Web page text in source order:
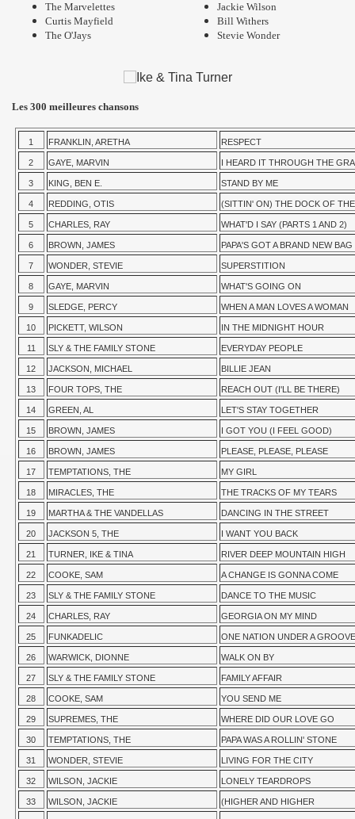
The Marvelettes
Curtis Mayfield
The O'Jays
Jackie Wilson
Bill Withers
Stevie Wonder
Les 300 meilleures chansons
1 FRANKLIN, ARETHA RESPECT
2 GAYE, MARVIN I HEARD IT THROUGH THE
3 KING, BEN E. STAND BY ME
4 REDDING, OTIS (SITTIN' ON) THE DOCK OF THE
5 CHARLES, RAY WHAT'D I SAY (PARTS 1 AND 2)
6 BROWN, JAMES PAPA'S GOT A BRAND NEW BAG
7 WONDER, STEVIE SUPERSTITION
8 GAYE, MARVIN WHAT'S GOING ON
9 SLEDGE, PERCY WHEN A MAN LOVES A WOMAN
10 PICKETT, WILSON IN THE MIDNIGHT HOUR
11 SLY & THE FAMILY STONE EVERYDAY PEOPLE
12 JACKSON, MICHAEL BILLIE JEAN
13 FOUR TOPS, THE REACH OUT (I'LL BE THERE)
14 GREEN, AL LET'S STAY TOGETHER
15 BROWN, JAMES I GOT YOU (I FEEL GOOD)
16 BROWN, JAMES PLEASE, PLEASE, PLEASE
17 TEMPTATIONS, THE MY GIRL
18 MIRACLES, THE THE TRACKS OF MY TEARS
19 MARTHA & THE VANDELLAS DANCING IN THE STREET
20 JACKSON 5, THE I WANT YOU BACK
21 TURNER, IKE & TINA RIVER DEEP MOUNTAIN HIGH
22 COOKE, SAM A CHANGE IS GONNA COME
23 SLY & THE FAMILY STONE DANCE TO THE MUSIC
24 CHARLES, RAY GEORGIA ON MY MIND
25 FUNKADELIC ONE NATION UNDER A GROOVE
26 WARWICK, DIONNE WALK ON BY
27 SLY & THE FAMILY STONE FAMILY AFFAIR
28 COOKE, SAM YOU SEND ME
29 SUPREMES, THE WHERE DID OUR LOVE GO
30 TEMPTATIONS, THE PAPA WAS A ROLLIN' STONE
31 WONDER, STEVIE LIVING FOR THE CITY
32 WILSON, JACKIE LONELY TEARDROPS
33 WILSON, JACKIE (HIGHER AND HIGHER